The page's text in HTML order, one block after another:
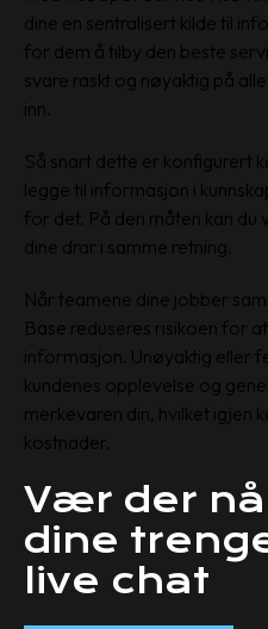
dine en sentralisert kilde til
for dem å tilby den beste
svare raskt og nøyaktig på
inn.
Så snart dette er konfigurert
legge til informasjon i
for det. På den måten kan
dine drar i samme retning.
Når teamene dine jobber
Base reduseres risikoen for
informasjon. Unøyaktig eller
kundenes opplevelse og
merkevaren din, hvilket igjen
kostnader.
Vær der
dine
live chat